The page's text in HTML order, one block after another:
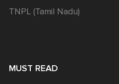
TNPL (Tamil Nadu)
MUST READ